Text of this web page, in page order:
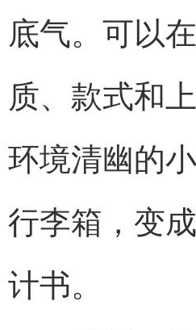
底气。可以
质、款式和
环境清幽的
行李箱，变
计书。